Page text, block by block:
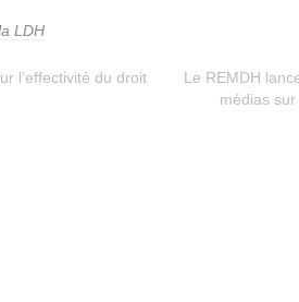
LDH
l’effectivité du droit
Le REMDH
médias